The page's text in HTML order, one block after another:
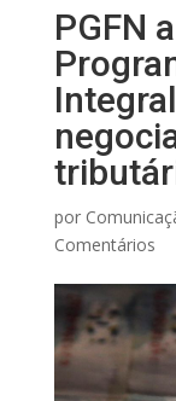
PGFN
por
Comentários